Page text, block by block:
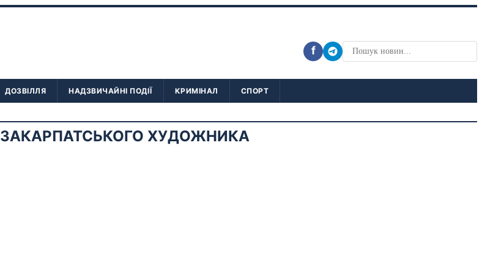
f
ДОЗВІЛЛЯ НАДЗВИЧАЙНІ ПОДІЇ КРИМІНАЛ СПОРТ
ЗАКАРПАТСЬКОГО ХУДОЖНИКА